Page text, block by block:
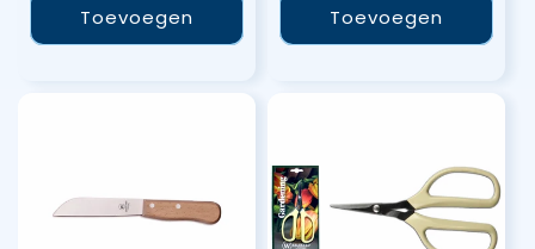
Toevoegen Toevoegen